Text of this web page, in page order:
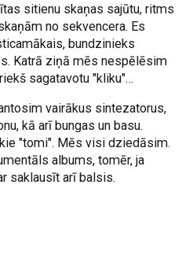
sitienu skaņas sajūtu, ritms
no sekvencera. Es
bundzinieks
Katrā ziņā mēs nespēlēsim
sagatavotu "kliku"…
vairākus sintezatorus,
kā arī bungas un basu.
"tomi". Mēs visi dziedāsim.
albums, tomēr, ja
saklausīt arī balsis.